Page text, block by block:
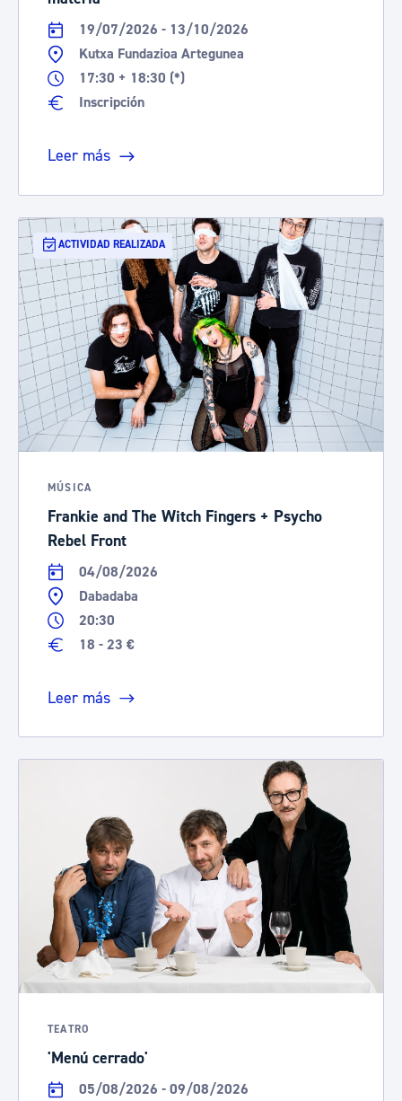
19/07/2026 - 13/10/2026
Kutxa Fundazioa Artegunea
17:30 + 18:30 (*)
Inscripción
Leer más
ACTIVIDAD REALIZADA
MÚSICA
Frankie and The Witch Fingers + Psycho
Rebel Front
04/08/2026
Dabadaba
20:30
18 - 23 €
Leer más
TEATRO
'Menú cerrado'
05/08/2026 - 09/08/2026